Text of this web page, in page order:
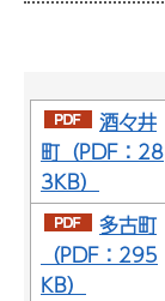
酒々井
町（PDF：28
3KB）
多古町
（PDF：295
KB）